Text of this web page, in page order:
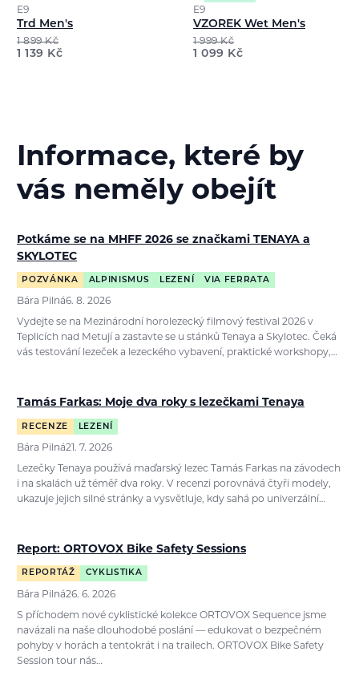
E9
Trd Men's
1 899Kč
1 139 Kč
E9
VZOREK Wet Men's
1 999Kč
1 099 Kč
Informace, které by
vás neměly obejít
Potkáme se na MHFF 2026 se značkami TENAYA a
SKYLOTEC
POZVÁNKA ALPINISMUS LEZENÍ VIA FERRATA
Bára Pilná6. 8. 2026
Vydejte se na Mezinárodní horolezecký filmový festival 2026 v
Teplicích nad Metují a zastavte se u stánků Tenaya a Skylotec. Čeká
vás testování lezeček a lezeckého vybavení, praktické workshopy,…
Tamás Farkas: Moje dva roky s lezečkami Tenaya
RECENZE LEZENÍ
Bára Pilná21. 7. 2026
Lezečky Tenaya používá maďarský lezec Tamás Farkas na závodech
i na skalách už téměř dva roky. V recenzi porovnává čtyři modely,
ukazuje jejich silné stránky a vysvětluje, kdy sahá po univerzální…
Report: ORTOVOX Bike Safety Sessions
REPORTÁŽ CYKLISTIKA
Bára Pilná26. 6. 2026
S příchodem nové cyklistické kolekce ORTOVOX Sequence jsme
navázali na naše dlouhodobé poslání — edukovat o bezpečném
pohyby v horách a tentokrát i na trailech. ORTOVOX Bike Safety
Session tour nás…